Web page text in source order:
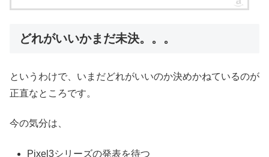
どれがいいかまだ未決。。。
というわけで、いまだどれがいいのか決めかねているのが
正直なところです。
今の気分は、
Pixel3シリーズの発表を待つ